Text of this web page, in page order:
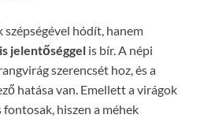
szépségével hódít, hanem
jelentőséggel is bír. A népi
szerencsét hoz, és a
hatása van. Emellett a virágok
fontosak, hiszen a méhek